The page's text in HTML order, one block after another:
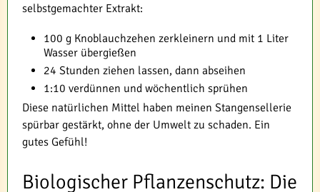
selbstgemachter Extrakt:
100 g Knoblauchzehen zerkleinern und mit 1 Liter
Wasser übergießen
24 Stunden ziehen lassen, dann abseihen
1:10 verdünnen und wöchentlich sprühen
Diese natürlichen Mittel haben meinen Stangensellerie
spürbar gestärkt, ohne der Umwelt zu schaden. Ein
gutes Gefühl!
Biologischer Pflanzenschutz: Die